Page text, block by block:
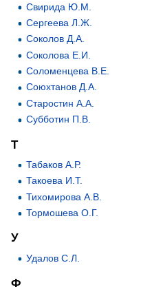
Свирида Ю.М.
Сергеева Л.Ж.
Соколов Д.А.
Соколова Е.И.
Соломенцева В.Е.
Союхтанов Д.А.
Старостин А.А.
Субботин П.В.
Т
Табаков А.Р.
Такоева И.Т.
Тихомирова А.В.
Тормошева О.Г.
У
Удалов С.Л.
Ф